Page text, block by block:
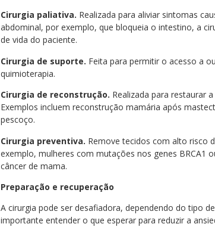
Cirurgia paliativa. Realizada para aliviar sintomas
abdominal, por exemplo, que bloqueia o intestino, a
de vida do paciente.
Cirurgia de suporte. Feita para permitir o acesso a
quimioterapia.
Cirurgia de reconstrução. Realizada para restaurar
Exemplos incluem reconstrução mamária após
pescoço.
Cirurgia preventiva. Remove tecidos com alto risco
exemplo, mulheres com mutações nos genes BRCA1
câncer de mama.
Preparação e recuperação
A cirurgia pode ser desafiadora, dependendo do tipo
importante entender o que esperar para reduzir a